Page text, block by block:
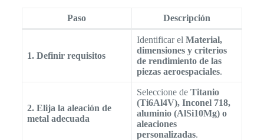
Paso Descripción
1. Definir requisitos
Identificar el Material,
dimensiones y criterios
de rendimiento de las
piezas aeroespaciales.
2. Elija la aleación de
metal adecuada
Seleccione de Titanio
(Ti6Al4V), Inconel 718,
aluminio (AlSi10Mg) o
aleaciones
personalizadas.